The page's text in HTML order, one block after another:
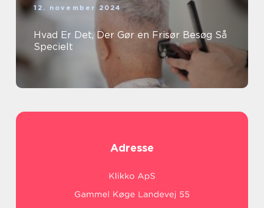
12. november 2024
Hvad Er Det, Der Gør en Frisør Besøg Så
Specielt
Adresse